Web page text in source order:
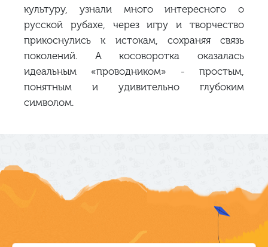
культуру, узнали много интересного о
русской рубахе, через игру и творчество
прикоснулись к истокам, сохраняя связь
поколений. А косоворотка оказалась
идеальным «проводником» - простым,
понятным и удивительно глубоким
символом.